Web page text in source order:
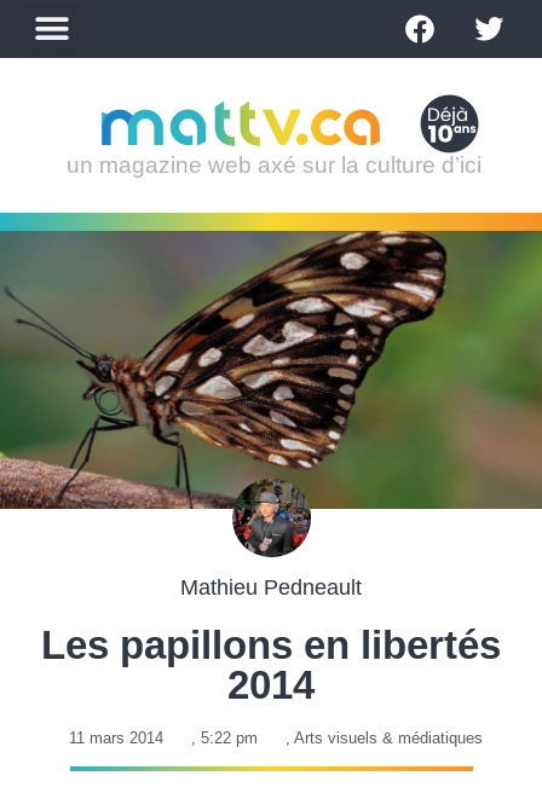
un magazine web axé sur la culture d’ici
Mathieu Pedneault
Les papillons en libertés
2014
11 mars 2014 , 5:22 pm , Arts visuels & médiatiques